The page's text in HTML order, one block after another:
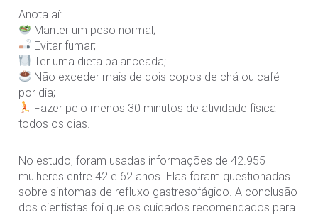
Anota aí:
Manter um peso normal;
Evitar fumar;
Ter uma dieta balanceada;
Não exceder mais de dois copos de chá ou café
por dia;
Fazer pelo menos 30 minutos de atividade física
todos os dias.
No estudo, foram usadas informações de 42.955
mulheres entre 42 e 62 anos. Elas foram questionadas
sobre sintomas de refluxo gastresofágico. A conclusão
dos cientistas foi que os cuidados recomendados para